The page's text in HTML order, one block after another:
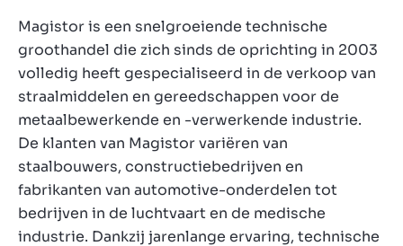
Magistor is een snelgroeiende technische
groothandel die zich sinds de oprichting in 2003
volledig heeft gespecialiseerd in de verkoop van
straalmiddelen en gereedschappen voor de
metaalbewerkende en -verwerkende industrie.
De klanten van Magistor variëren van
staalbouwers, constructiebedrijven en
fabrikanten van automotive-onderdelen tot
bedrijven in de luchtvaart en de medische
industrie. Dankzij jarenlange ervaring, technische